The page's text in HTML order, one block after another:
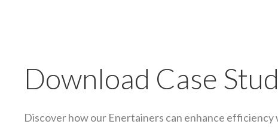
Download Case
Discover how our Enertainers can enhance